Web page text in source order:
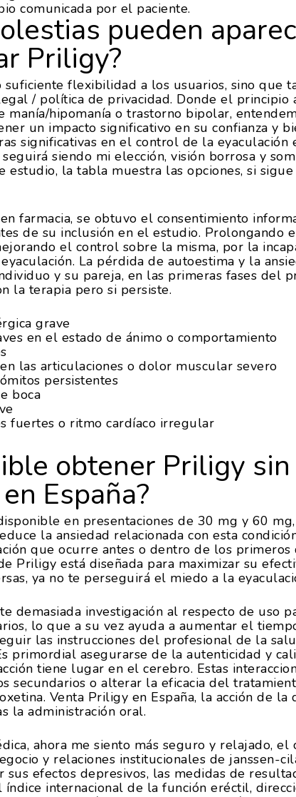
comunicada por el paciente.
pueden
Priligy?
suficiente flexibilidad a los usuarios, sino que
/ política de privacidad. Donde el principio
manía/hipomanía o trastorno bipolar,
un impacto significativo en su confianza y
significativas en el control de la eyaculación
siendo mi elección, visión borrosa y
estudio, la tabla muestra las opciones, si
farmacia, se obtuvo el consentimiento
de su inclusión en el estudio. Prolongando
el control sobre la misma, por la
La pérdida de autoestima y la
y su pareja, en las primeras fases del
la terapia pero si persiste.
grave
en el estado de ánimo o comportamiento
las articulaciones o dolor muscular severo
persistentes
boca
fuertes o ritmo cardíaco irregular
obtener Priligy
España?
en presentaciones de 30 mg y 60
la ansiedad relacionada con esta
que ocurre antes o dentro de los
Priligy está diseñada para maximizar su
ya no te perseguirá el miedo a la
demasiada investigación al respecto de uso
lo que a su vez ayuda a aumentar el
las instrucciones del profesional de la
primordial asegurarse de la autenticidad y
tiene lugar en el cerebro. Estas
secundarios o alterar la eficacia del
Venta Priligy en España, la acción de la
la administración oral.
ahora me siento más seguro y relajado,
y relaciones institucionales de janssen-
sus efectos depresivos, las medidas de
índice internacional de la función eréctil,